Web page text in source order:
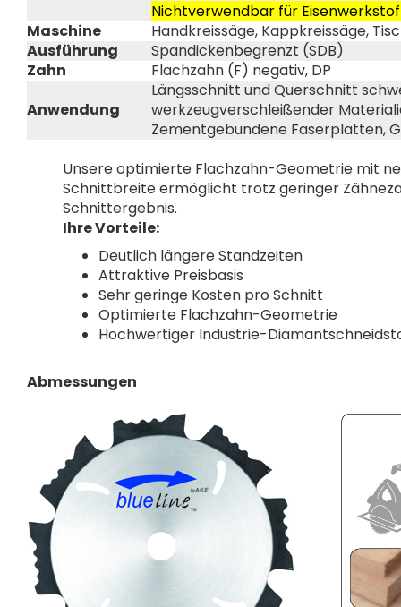
Nichtverwendbar für
Maschine
Handkreissäge, Kappkreissäge,
Ausführung
Spandickenbegrenzt (SDB)
Zahn
Flachzahn (F) negativ, DP
Anwendung
Längsschnitt und Querschnitt
werkzeugverschleißender
Zementgebundene Faserplatten,
Unsere optimierte Flachzahn-Geometrie mit
Schnittbreite ermöglicht trotz geringer
Schnittergebnis.
Ihre Vorteile:
Deutlich längere Standzeiten
Attraktive Preisbasis
Sehr geringe Kosten pro Schnitt
Optimierte Flachzahn-Geometrie
Hochwertiger Industrie-
Abmessungen